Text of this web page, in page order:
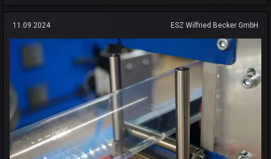
11.09.2024 ESZ Wilfried Becker GmbH